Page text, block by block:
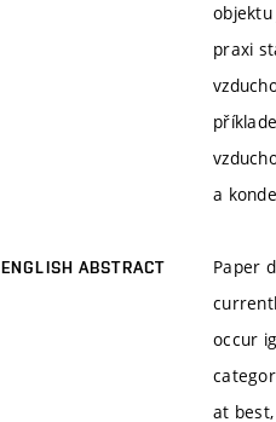
praxi
a
ENGLISH ABSTRACT
Paper
occur
at